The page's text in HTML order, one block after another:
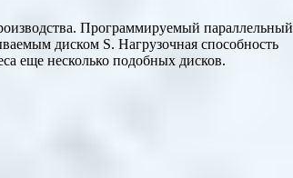
Программируемый параллельный
диском S. Нагрузочная способность
еще несколько подобных дисков.